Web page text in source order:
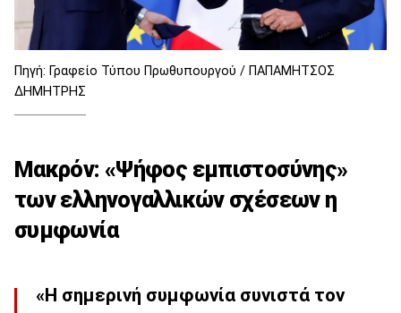
Πηγή: Γραφείο Τύπου Πρωθυπουργού / ΠΑΠΑΜΗΤΣΟΣ
ΔΗΜΗΤΡΗΣ
Μακρόν: «Ψήφος εμπιστοσύνης»
των ελληνογαλλικών σχέσεων η
συμφωνία
«Η σημερινή συμφωνία συνιστά τον